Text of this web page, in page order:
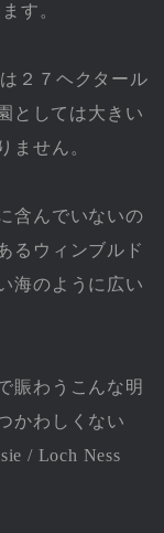
す。
２７ヘクタール
としては大きい
ません。
含んでいないの
るウィンブルド
海のように広い
賑わうこんな明
かわしくない
/ Loch Ness